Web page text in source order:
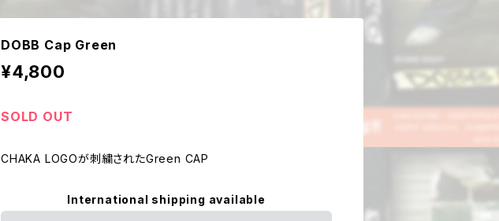
DOBB Cap Green
¥4,800
SOLD OUT
CHAKA LOGOが刺繍されたGreen CAP
International shipping available